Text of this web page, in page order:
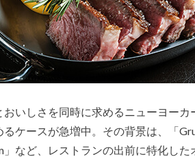
おいしさを同時に求めるニューヨー
ケースが急増中。その背景は、「
」など、レストランの出前に特化し